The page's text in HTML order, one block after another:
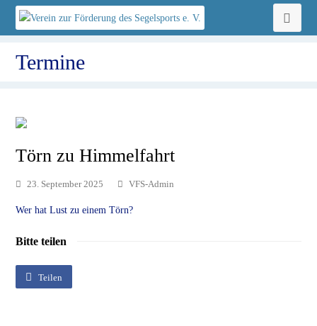
Termine
Törn zu Himmelfahrt
23. September 2025 VFS-Admin
Wer hat Lust zu einem Törn?
Bitte teilen
Teilen